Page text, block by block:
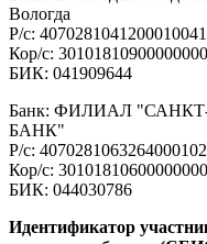
Вологда
Р/с:
Кор/с:
БИК: 041909644
Банк: ФИЛИАЛ
БАНК"
Р/с:
Кор/с:
БИК: 044030786
Идентификатор